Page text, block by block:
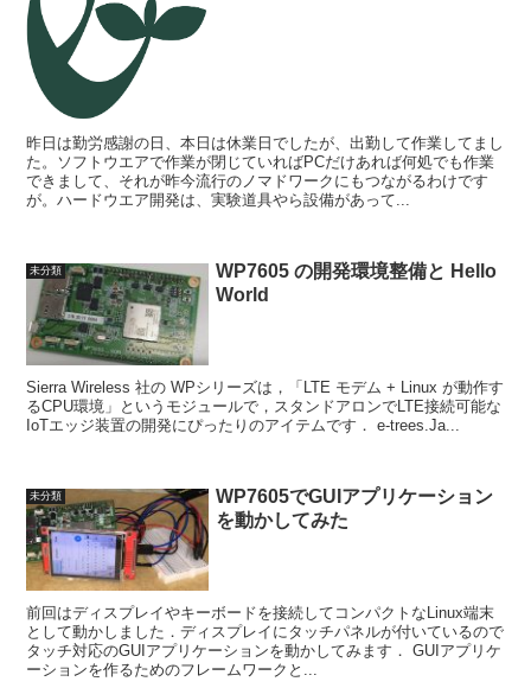
昨日は勤労感謝の日、本日は休業日でしたが、出勤して作業してまし
た。ソフトウエアで作業が閉じていればPCだけあれば何処でも作業
できまして、それが昨今流行のノマドワークにもつながるわけです
が。ハードウエア開発は、実験道具やら設備があって...
未分類
WP7605 の開発環境整備と Hello
World
Sierra Wireless 社の WPシリーズは，「LTE モデム + Linux が動作す
るCPU環境」というモジュールで，スタンドアロンでLTE接続可能な
IoTエッジ装置の開発にぴったりのアイテムです． e-trees.Ja...
未分類
WP7605でGUIアプリケーション
を動かしてみた
前回はディスプレイやキーボードを接続してコンパクトなLinux端末
として動かしました．ディスプレイにタッチパネルが付いているので
タッチ対応のGUIアプリケーションを動かしてみます． GUIアプリケ
ーションを作るためのフレームワークと...